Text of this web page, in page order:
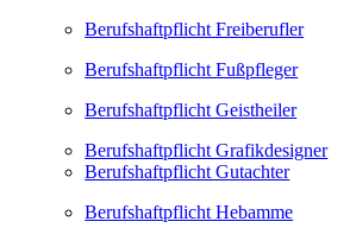
Berufshaftpflicht Freiberufler
Berufshaftpflicht Fußpfleger
Berufshaftpflicht Geistheiler
Berufshaftpflicht Grafikdesigner
Berufshaftpflicht Gutachter
Berufshaftpflicht Hebamme